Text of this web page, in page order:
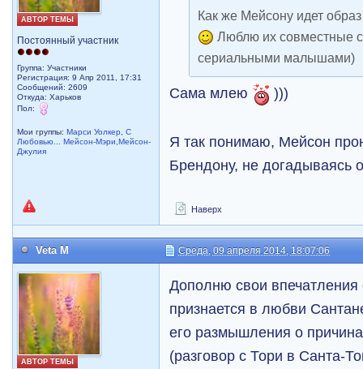
АВТОР ТЕМЫ
Постоянный участник
Группа: Участники
Регистрация: 9 Апр 2011, 17:31
Сообщений: 2609
Откуда: Харьков
Пол:
Мои группы:Марси Уолкер ,С
Любовью... Мейсон-Мэри,Мейсон-
Джулия
Как же Мейсону идет
Люблю их совместные
сериальными малышами)
Сама млею )))
Я так понимаю, Мейсон
Брендону, не догадываясь
Наверх
Veta M Среда, 09 апреля 2014, 18:07:06
АВТОР ТЕМЫ
Дополню свои
признается в любви
его размышления о
(разговор с Тори в Санта-